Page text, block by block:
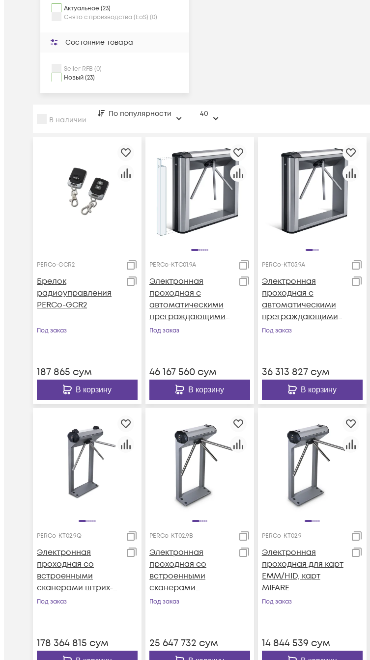
Актуальное (23)
Снято с производства (EoS) (0)
Состояние товара
Seller RFB (0)
Новый (23)
В наличии
По популярности 40
PERCo-GCR2
Брелок
радиоуправления
PERCo-GCR2
Под заказ
187 865 сум
В корзину
PERCo-KTC01.9A
Электронная
проходная с
автоматическими
преграждающими
планками
для карт EMM/HID
Под заказ
46 167 560сум
В корзину
PERCo-KT05.9A
Электронная
проходная с
автоматическими
преграждающими
планками
ISO 14443
Под заказ
36 313 827сум
В корзину
PERCo-KT02.9Q
Электронная
проходная со
встроенными
сканерами штрих-
кода
Под заказ
178 364 815 сум
PERCo-KT02.9B
Электронная
проходная со
встроенными
сканерами
отпечатков пальцев
Под заказ
25 647 732 сум
PERCo-KT02.9
Электронная
проходная для карт
EMM/HID, карт
MIFARE
Под заказ
14 844 539 сум